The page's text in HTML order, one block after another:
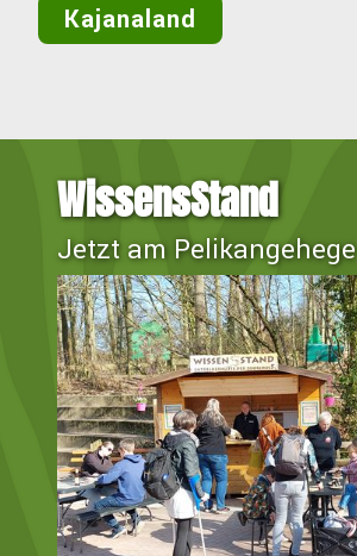
Kajanaland
WissensStand
Jetzt am Pelikangehege